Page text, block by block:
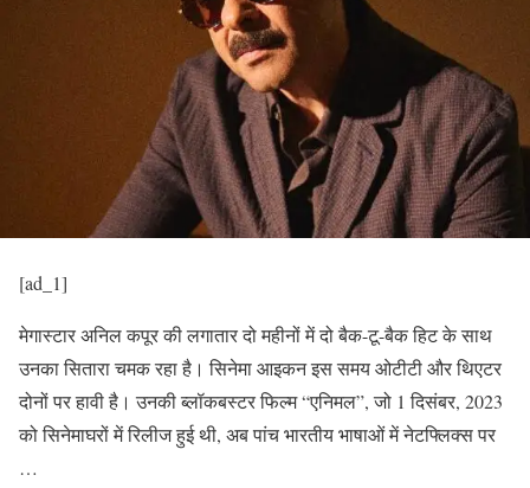
[ad_1]
मेगास्टार अनिल कपूर की लगातार दो महीनों में दो बैक-टू-बैक हिट के साथ
उनका सितारा चमक रहा है। सिनेमा आइकन इस समय ओटीटी और थिएटर
दोनों पर हावी है। उनकी ब्लॉकबस्टर फिल्म “एनिमल”, जो 1 दिसंबर, 2023
को सिनेमाघरों में रिलीज हुई थी, अब पांच भारतीय भाषाओं में नेटफ्लिक्स पर
…